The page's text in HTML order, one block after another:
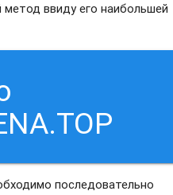
ввиду его наибольшей
последовательно